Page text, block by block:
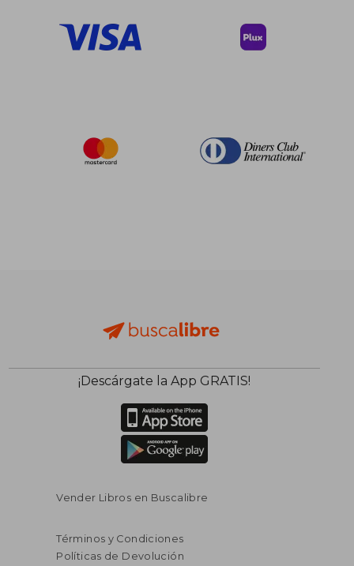
¡Descárgate la App GRATIS!
Vender Libros en Buscalibre
Términos y Condiciones
Políticas de Devolución